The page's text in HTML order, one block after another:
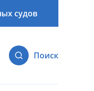
судов
Поиск